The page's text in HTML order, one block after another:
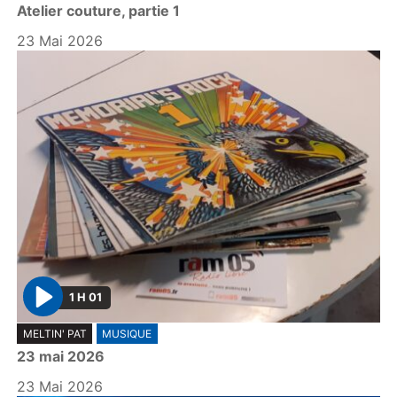
a
y
Atelier couture, partie 1
23 Mai 2026
P
l
a
y
1 H 01
MELTIN' PAT MUSIQUE
23 mai 2026
23 Mai 2026